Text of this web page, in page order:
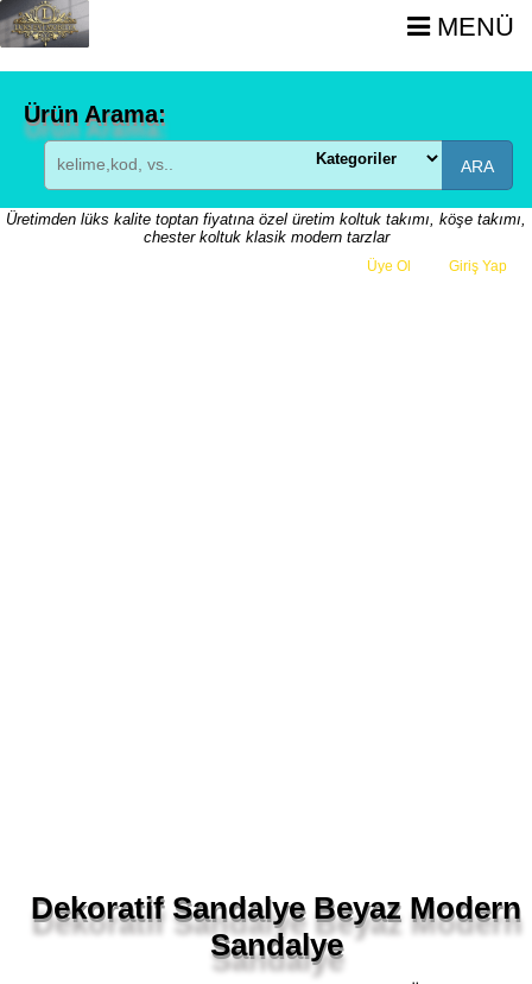
MENÜ
Ürün Arama:
ARA
Üretimden lüks kalite toptan fiyatına özel üretim koltuk takımı, köşe takımı,
chester koltuk klasik modern tarzlar
Üye Ol Giriş Yap
Dekoratif Sandalye Beyaz Modern
Sandalye